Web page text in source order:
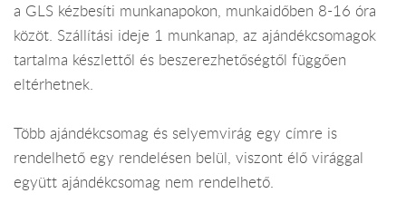
a GLS kézbesíti munkanapokon, munkaidőben 8-16 óra
közöt. Szállítási ideje 1 munkanap, az ajándékcsomagok
tartalma készlettől és beszerezhetőségtől függően
eltérhetnek.
Több ajándékcsomag és selyemvirág egy címre is
rendelhető egy rendelésen belül, viszont élő virággal
együtt ajándékcsomag nem rendelhető.